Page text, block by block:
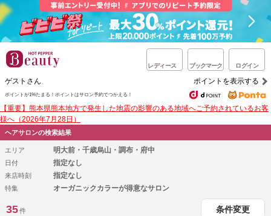
レディース ブックマーク ログイン
ゲストさん ポイントを表示する
ポイントが1%たまる！ ポイントはサロン予約でつかえる！
【重要】熊本県熊本地方で発生した地震の影響のある地域へご予約されているお客
様へ（2026年7月28日）
ヘアサロンの検索結果
エリア 明大前・千歳烏山・調布・府中
日付 指定なし
来店時刻 指定なし
特集 オーガニックカラーが得意なサロン
35件 条件変更